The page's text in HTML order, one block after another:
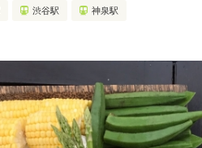
渋谷駅 神泉駅